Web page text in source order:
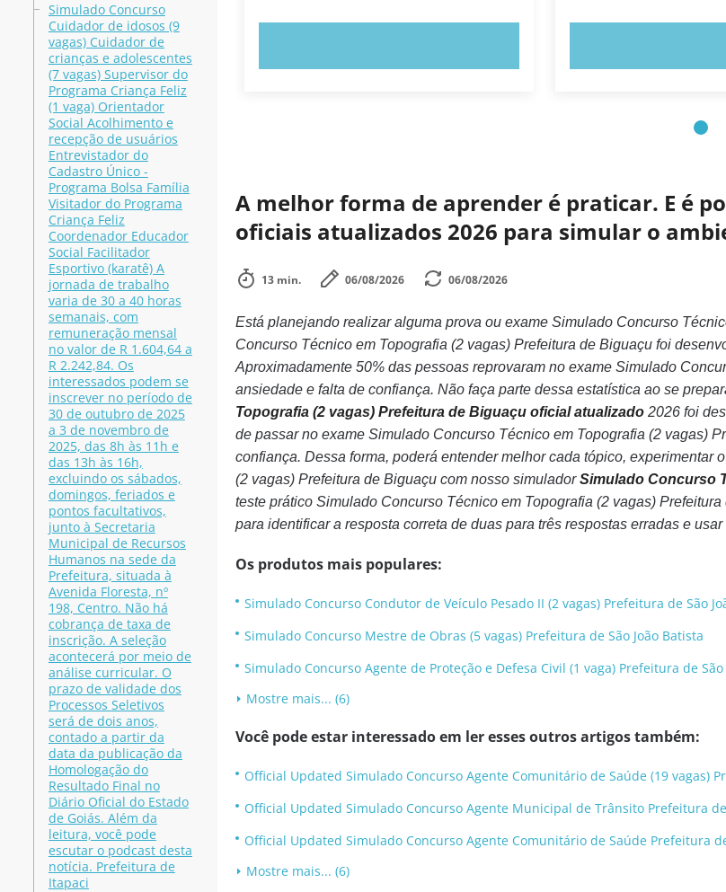
Simulado Concurso
Cuidador de idosos (9
vagas) Cuidador de
crianças e adolescentes
(7 vagas) Supervisor do
Programa Criança Feliz
(1 vaga) Orientador
Social Acolhimento e
recepção de usuários
Entrevistador do
Cadastro Único -
Programa Bolsa Família
Visitador do Programa
Criança Feliz
Coordenador Educador
Social Facilitador
Esportivo (karatê) A
jornada de trabalho
varia de 30 a 40 horas
semanais, com
remuneração mensal
no valor de R 1.604,64 a
R 2.242,84. Os
interessados podem se
inscrever no período de
30 de outubro de 2025
a 3 de novembro de
2025, das 8h às 11h e
das 13h às 16h,
excluindo os sábados,
domingos, feriados e
pontos facultativos,
junto à Secretaria
Municipal de Recursos
Humanos na sede da
Prefeitura, situada à
Avenida Floresta, nº
198, Centro. Não há
cobrança de taxa de
inscrição. A seleção
acontecerá por meio de
análise curricular. O
prazo de validade dos
Processos Seletivos
será de dois anos,
contado a partir da
data da publicação da
Homologação do
Resultado Final no
Diário Oficial do Estado
de Goiás. Além da
leitura, você pode
escutar o podcast desta
notícia. Prefeitura de
Itapaci
A melhor forma de aprender é praticar. E é
oficiais atualizados 2026 para simular o
13 min. 06/08/2026 06/08/2026
Está planejando realizar alguma prova ou exame Simulado Concurso
Concurso Técnico em Topografia (2 vagas) Prefeitura de Biguaçu foi
Aproximadamente 50% das pessoas reprovaram no exame Simulado
ansiedade e falta de confiança. Não faça parte dessa estatística ao se
Topografia (2 vagas) Prefeitura de Biguaçu oficial atualizado2026 foi
de passar no exame Simulado Concurso Técnico em Topografia (2 vagas)
confiança. Dessa forma, poderá entender melhor cada tópico,
(2 vagas) Prefeitura de Biguaçu com nosso simuladorSimulado Concurso
teste prático Simulado Concurso Técnico em Topografia (2 vagas)
para identificar a resposta correta de duas para três respostas erradas e
Os produtos mais populares:
Simulado Concurso Condutor de Veículo Pesado II (2 vagas) Prefeitura de São
Simulado Concurso Mestre de Obras (5 vagas) Prefeitura de São João Batista
Simulado Concurso Agente de Proteção e Defesa Civil (1 vaga) Prefeitura de São
Mostre mais... (6)
Você pode estar interessado em ler esses outros artigos também:
Official Updated Simulado Concurso Agente Comunitário de Saúde (19 vagas)
Official Updated Simulado Concurso Agente Municipal de Trânsito Prefeitura
Official Updated Simulado Concurso Agente Comunitário de Saúde Prefeitura
Mostre mais... (6)